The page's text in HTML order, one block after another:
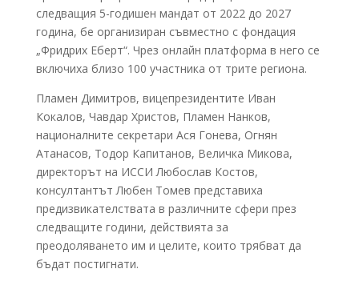
следващия 5-годишен мандат от 2022 до 2027
година, бе организиран съвместно с фондация
„Фридрих Еберт“. Чрез онлайн платформа в него се
включиха близо 100 участника от трите региона.
Пламен Димитров, вицепрезидентите Иван
Кокалов, Чавдар Христов, Пламен Нанков,
националните секретари Ася Гонева, Огнян
Атанасов, Тодор Капитанов, Величка Микова,
директорът на ИССИ Любослав Костов,
консултантът Любен Томев представиха
предизвикателствата в различните сфери през
следващите години, действията за
преодоляването им и целите, които трябват да
бъдат постигнати.